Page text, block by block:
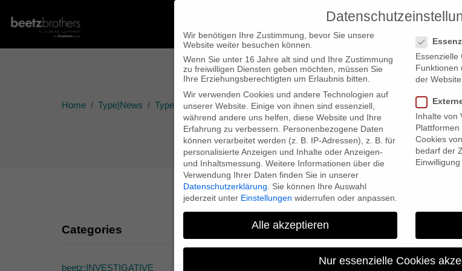
Home Type|News Type|Filmnews “The Wagner Files” featured in DOX-Magazine
“The Wagner
Categories
beetz:INVESTIGATIVE
Wir benötigen Ihre Zustimmung, bevor Sie unsere
Website weiter besuchen können.
Wenn Sie unter 16 Jahre alt sind und Ihre Zustimmung
zu freiwilligen Diensten geben möchten, müssen Sie
Ihre Erziehungsberechtigten um Erlaubnis bitten.
Wir verwenden Cookies und andere Technologien auf
unserer Website. Einige von ihnen sind essenziell,
während andere uns helfen, diese Website und Ihre
Erfahrung zu verbessern.
Personenbezogene Daten
können verarbeitet werden (z. B. IP-Adressen), z. B. für
personalisierte Anzeigen und Inhalte oder Anzeigen-
und Inhaltsmessung. Weitere Informationen über die
Verwendung Ihrer Daten finden Sie in unserer
Datenschutzerklärung
Sie können Ihre Auswahl
jederzeit unter Einstellungen widerrufen oder anpassen.
Essenzielle
Funktionen
der
Inhalte von
Cookies
bedarf der
Alle akzeptieren
Nur essenzielle Cookies